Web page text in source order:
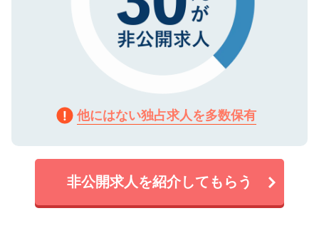
他にはない独占求人を多数保有
非公開求人を紹介してもらう